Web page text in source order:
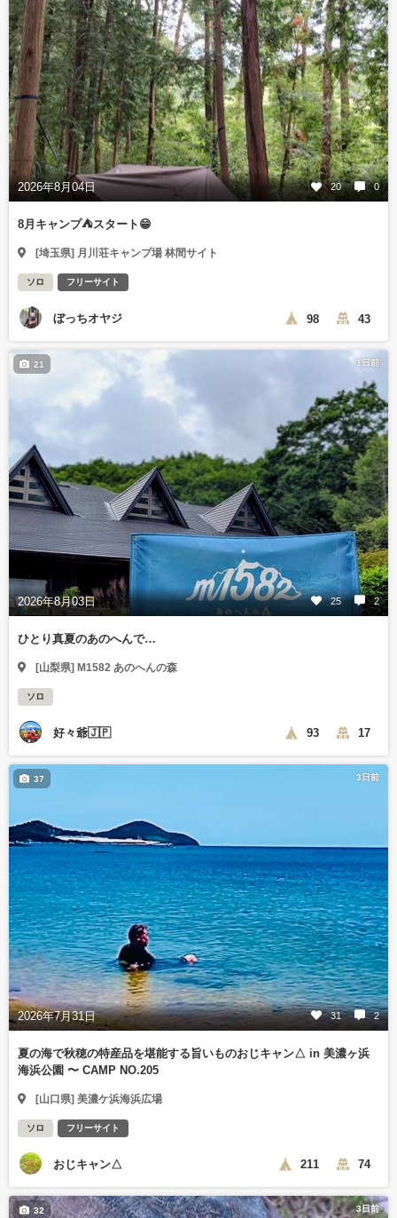
2026年8月04日 20 0
8月キャンプ⛺️スタート😁
[埼玉県] 月川荘キャンプ場 林間サイト
ソロ フリーサイト
ぼっちオヤジ 98 43
1日前
2026年8月03日 25 2
21
ひとり真夏のあのへんで…
[山梨県] M1582 あのへんの森
ソロ
好々爺🇯🇵 93 17
3日前
2026年7月31日 31 2
37
夏の海で秋穂の特産品を堪能する旨いものおじキャン△ in 美濃ヶ浜
海浜公園 〜 CAMP NO.205
[山口県] 美濃ケ浜海浜広場
ソロ フリーサイト
おじキャン△ 211 74
3日前
32